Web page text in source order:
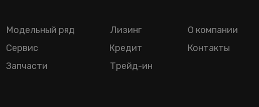
Лизинг
Кредит
Трейд-ин
Модельный ряд
Сервис
Запчасти
О компании
Контакты